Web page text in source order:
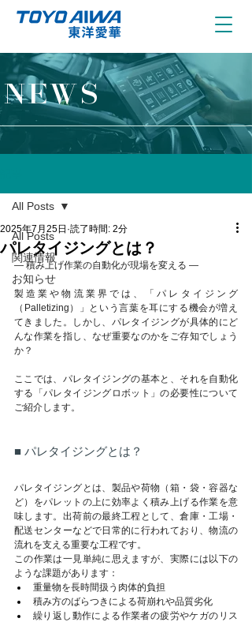
NEWS
All Posts
関連情報
お知らせ
All Posts
パレタイジングとは？
2025年7月25日 読了時間: 2分
― 積み上げ作業の自動化が現場を変える ―
製造業や物流業界では、「パレタイジング
（Palletizing）」という言葉を耳にする機会が増え
てきました。しかし、パレタイジングが具体的にど
んな作業を指し、なぜ重要なのかをご存知でしょう
か？
ここでは、パレタイジングの基本と、それを自動化
する「パレタイジングロボット」の必要性について
ご紹介します。
■ パレタイジングとは？
パレタイジングとは、製品や荷物（箱・袋・容器な
ど）をパレットの上に効率よく積み上げる作業を意
味します。出荷前の最終工程として、倉庫・工場・
配送センターなどで日常的に行われており、物流の
流れを支える重要な工程です。
この作業は一見単純に思えますが、実際には以下の
ような課題があります：
重量物を長時間扱う肉体的負担
積み方のばらつきによる荷崩れや品質劣化
繰り返し動作による作業者の疲労やケガのリス